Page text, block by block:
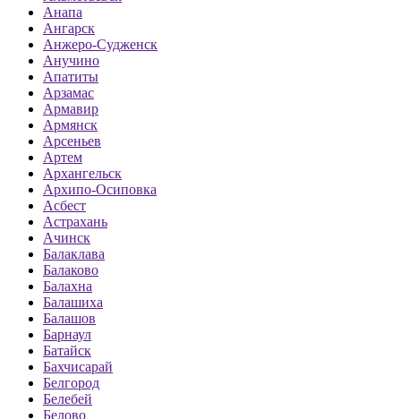
Анапа
Ангарск
Анжеро-Судженск
Анучино
Апатиты
Арзамас
Армавир
Армянск
Арсеньев
Артем
Архангельск
Архипо-Осиповка
Асбест
Астрахань
Ачинск
Балаклава
Балаково
Балахна
Балашиха
Балашов
Барнаул
Батайск
Бахчисарай
Белгород
Белебей
Белово